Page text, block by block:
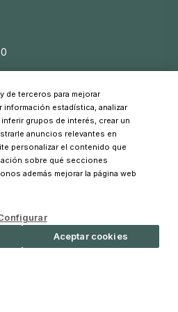
el tamaño, el diseño y la
una variedad de
con estos criterios,
un cierre hermético que
y frescas. Asegúrate de
de usar con una sola mano,
cambios de pañales.
toallitas húmedas en el
en el dispensador Charlie
los derechos reservados
de terceros para mejorar
estadística, analizar
grupos de interés, crear un
anuncios relevantes en
personalizar el contenido que
sobre qué secciones
además mejorar la página web
Aceptar cookies